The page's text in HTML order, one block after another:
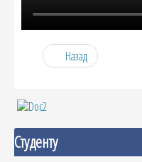
Назад
Студенту